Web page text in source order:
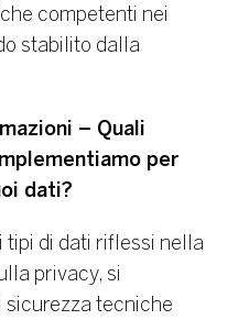
competenti nei
stabilito dalla
– Quali
per
dati?
tipi di dati riflessi nella
privacy, si
sicurezza tecniche